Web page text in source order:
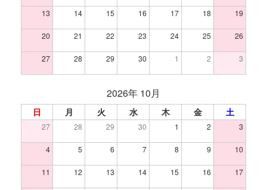
13 14 15 16 17 18 19
20 21 22 23 24 25 26
27 28 29 30 1 2 3
2026年 10月
日 月 火 水 木 金 土
27 28 29 30 1 2 3
4 5 6 7 8 9 10
11 12 13 14 15 16 17